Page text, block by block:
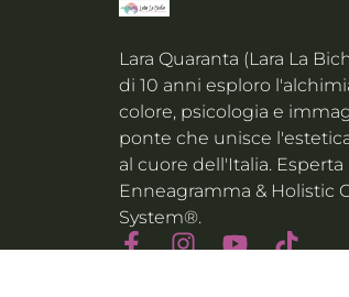
Lara Quaranta (Lara La
di 10 anni esploro
colore, psicologia e
ponte che unisce
al cuore dell'Italia. Esperta
Enneagramma & Holistic
System®.